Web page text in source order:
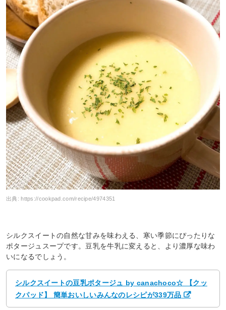
出典:https://cookpad.com/recipe/4974351
シルクスイートの自然な甘みを味わえる、寒い季節にぴったりな
ポタージュスープです。豆乳を牛乳に変えると、より濃厚な味わ
いになるでしょう。
シルクスイートの豆乳ポタージュ by canachoco☆ 【クッ
クパッド】 簡単おいしいみんなのレシピが339万品